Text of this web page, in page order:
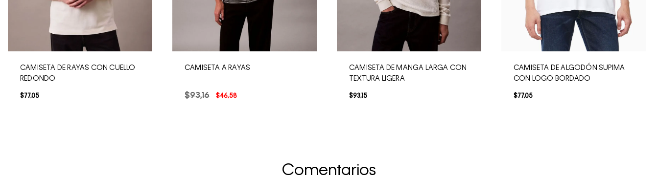
CAMISETA DE RAYAS CON CUELLO
REDONDO
$77,05
CAMISETA A RAYAS
$93,16 $46,58
CAMISETA DE MANGA LARGA CON
TEXTURA LIGERA
$93,15
CAMISETA DE ALGODÓN SUPIMA
CON LOGO BORDADO
$77,05
Comentarios